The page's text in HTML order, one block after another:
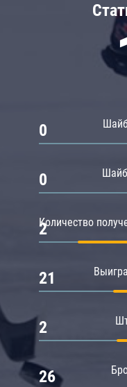
0
0
Количество
2
21
2
26